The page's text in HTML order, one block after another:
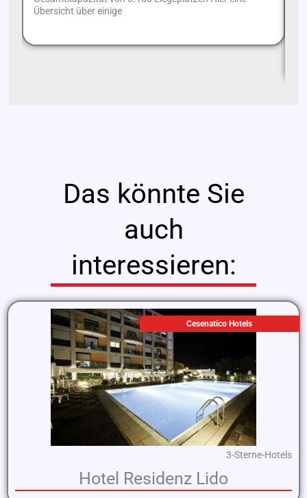
Übersicht über einige
Das könnte Sie
auch
interessieren:
Cesenatico Hotels
3-Sterne-Hotels
Hotel Residenz Lido